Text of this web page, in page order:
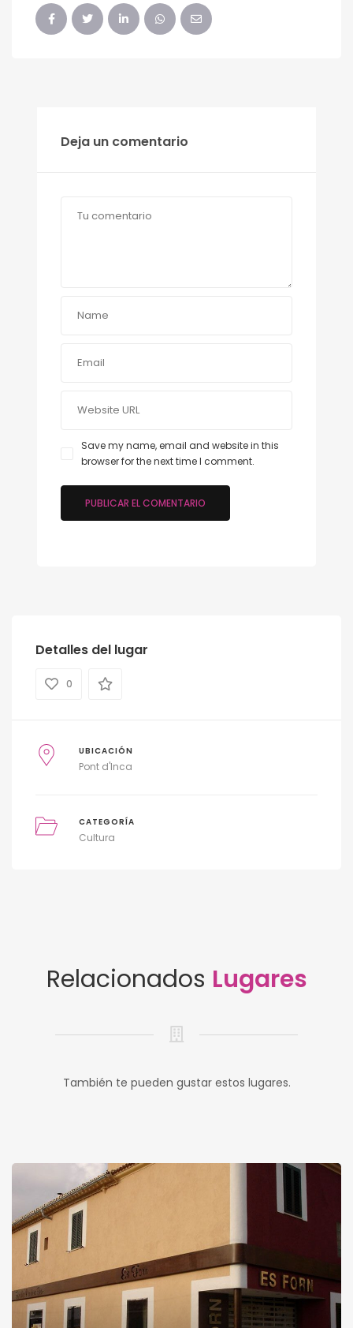
Deja un comentario
Save my name, email and website in this
browser for the next time I comment.
Detalles del lugar
0
UBICACIÓN
Pont d'Inca
CATEGORÍA
Cultura
Relacionados Lugares
También te pueden gustar estos lugares.